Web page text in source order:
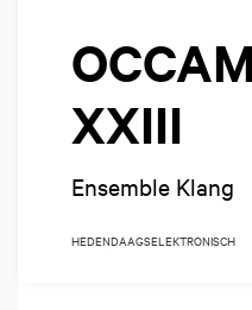
XXIII
Ensemble Klang
HEDENDAAGSELEKTRONISCH